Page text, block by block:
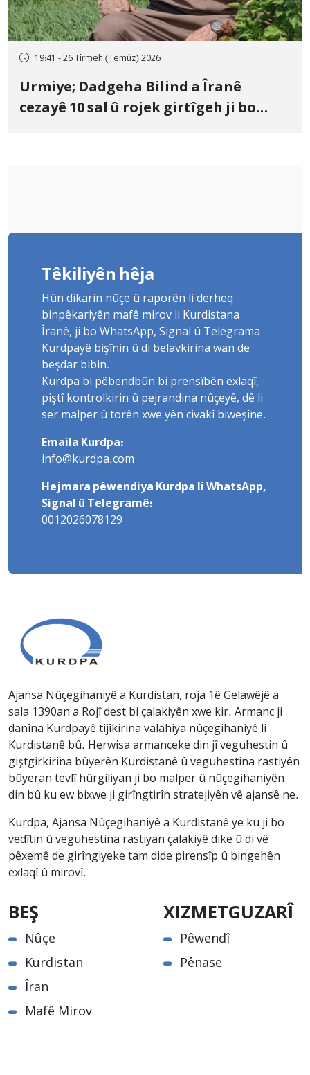
19:41 - 26 Tîrmeh (Temûz) 2026
Urmiye; Dadgeha Bilind a Îranê
cezayê 10 sal û rojek girtîgeh ji bo
Têkiliyên hêja
Hûn dikarin nûçe û raporên li derheq
binpêkariyên mafê mirov li Kurdistana
Îranê, ji bo WhatsApp, Signal û Telegrama
Kurdpayê bişînin û di belavkirina wan de
beşdar bibin.
Kurdpa bi pêbendbûn bi prensîbên exlaqî,
piştî kontrolkirin û pejrandina nûçeyê, dê li
ser malper û torên xwe yên civakî biweşîne.
Emaila Kurdpa:
info@kurdpa.com
Hejmara pêwendiya Kurdpa li WhatsApp,
Signal û Telegramê:
0012026078129
Ajansa Nûçegihaniyê a Kurdistan, roja 1ê Gelawêjê a
sala 1390an a Rojî dest bi çalakiyên xwe kir. Armanc ji
danîna Kurdpayê tijîkirina valahiya nûçegihaniyê li
Kurdistanê bû. Herwisa armanceke din jî veguhestin û
giştgirkirina bûyerên Kurdistanê û veguhestina rastiyên
bûyeran tevlî hûrgiliyan ji bo malper û nûçegihaniyên
din bû ku ew bixwe ji girîngtirîn stratejiyên vê ajansê ne.
Kurdpa, Ajansa Nûçegihaniyê a Kurdistanê ye ku ji bo
vedîtin û veguhestina rastiyan çalakiyê dike û di vê
pêxemê de girîngiyeke tam dide pirensîp û bingehên
exlaqî û mirovî.
BEŞ
Nûçe
Kurdistan
Îran
Mafê Mirov
XIZMETGUZARÎ
Pêwendî
Pênase